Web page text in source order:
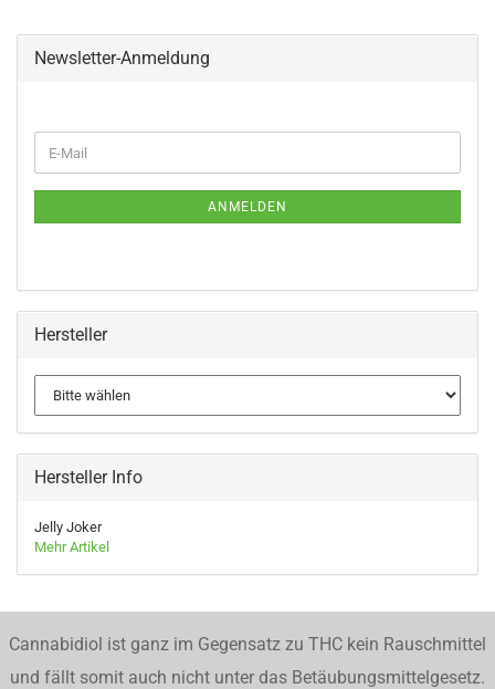
Newsletter-Anmeldung
ZUR
E-
Mail
ANMELDEN
Hersteller
Hersteller Info
Jelly Joker
Mehr Artikel
Cannabidiol ist ganz im Gegensatz zu THC kein Rauschmittel
und fällt somit auch nicht unter das Betäubungsmittelgesetz.